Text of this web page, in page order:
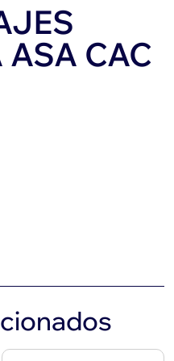
ASA CAC